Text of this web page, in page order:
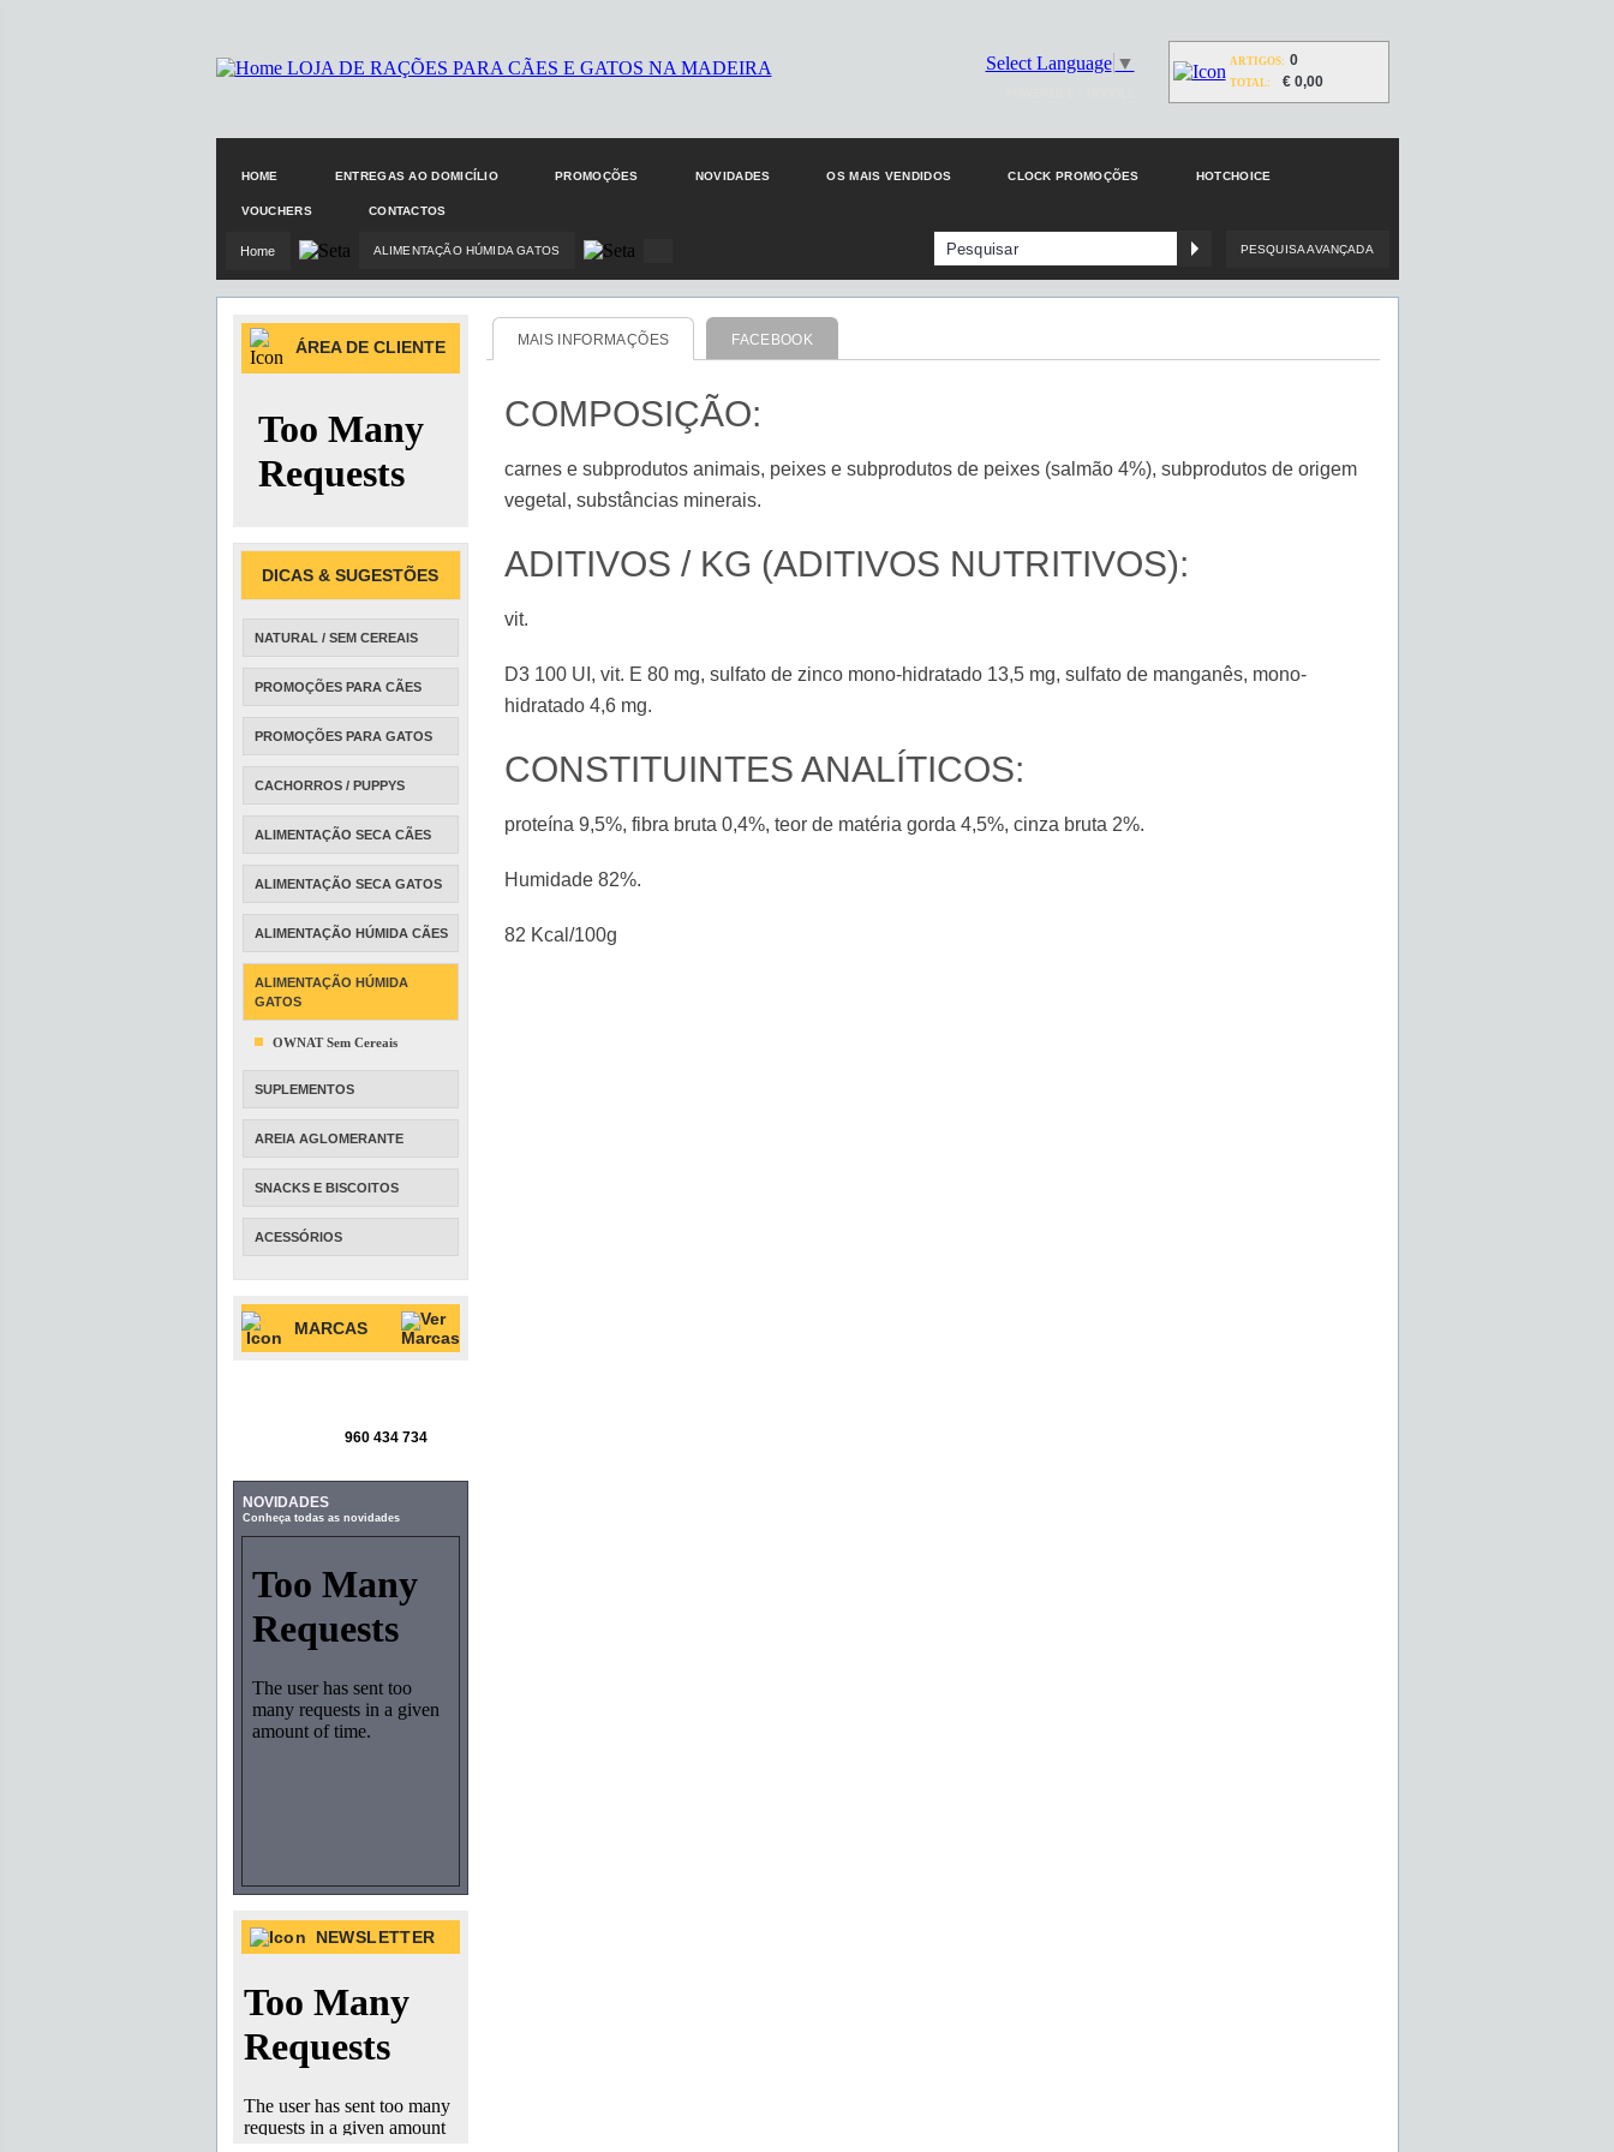
Select Language ▼ ARTIGOS: 0
TOTAL: € 0,00
HOME ENTREGAS AO DOMICÍLIO PROMOÇÕES NOVIDADES OS MAIS VENDIDOS CLOCK PROMOÇÕES HOTCHOICE
VOUCHERS CONTACTOS
Home ALIMENTAÇÃO HÚMIDA GATOS PESQUISA AVANÇADA
ÁREA DE CLIENTE
DICAS & SUGESTÕES
NATURAL / SEM CEREAIS
PROMOÇÕES PARA CÃES
PROMOÇÕES PARA GATOS
CACHORROS / PUPPYS
ALIMENTAÇÃO SECA CÃES
ALIMENTAÇÃO SECA GATOS
ALIMENTAÇÃO HÚMIDA CÃES
ALIMENTAÇÃO HÚMIDA
GATOS
OWNAT Sem Cereais
SUPLEMENTOS
AREIA AGLOMERANTE
SNACKS E BISCOITOS
ACESSÓRIOS
MARCAS
960 434 734
NOVIDADES
Conheça todas as novidades
NEWSLETTER
MAIS INFORMAÇÕES FACEBOOK
COMPOSIÇÃO:
carnes e subprodutos animais, peixes e subprodutos de peixes (salmão 4%), subprodutos de origem
vegetal, substâncias minerais.
ADITIVOS / KG (ADITIVOS NUTRITIVOS):
vit.
D3 100 UI, vit. E 80 mg, sulfato de zinco mono-hidratado 13,5 mg, sulfato de manganês, mono-
hidratado 4,6 mg.
CONSTITUINTES ANALÍTICOS:
proteína 9,5%, fibra bruta 0,4%, teor de matéria gorda 4,5%, cinza bruta 2%.
Humidade 82%.
82 Kcal/100g